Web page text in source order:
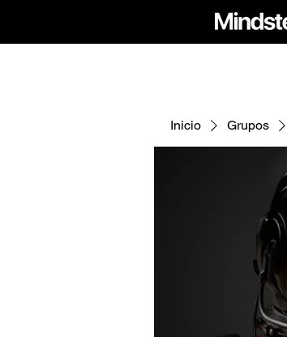
Inicio Grupos